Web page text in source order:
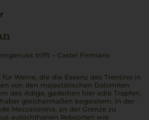
trifft – Castel Firmians
für Weine, die die Essenz des Trentino in
von den majestätischen Dolomiten
des Adige, gedeihen hier edle Tropfen,
gleichermaßen begeistern. In der
Mezzacorona, an der Grenze zu
autochthonen Rebsorten wie